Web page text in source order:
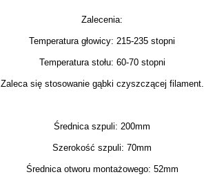
Zalecenia:
Temperatura głowicy: 215-235 stopni
Temperatura stołu: 60-70 stopni
Zaleca się stosowanie gąbki czyszczącej filament.
Średnica szpuli: 200mm
Szerokość szpuli: 70mm
Średnica otworu montażowego: 52mm